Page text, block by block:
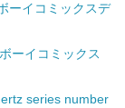
ーイコミックスデ
ーイコミックス
series number